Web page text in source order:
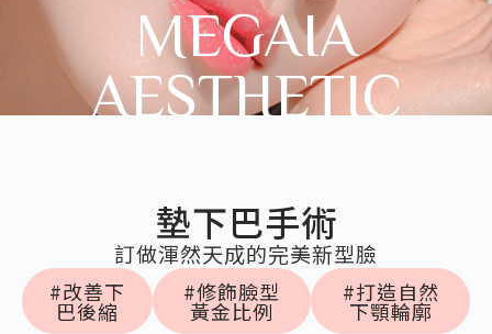
MEGAIA
AESTHETIC
墊下巴手術
訂做渾然天成的完美新型臉
#改善下
巴後縮
#修飾臉型
黃金比例
#打造自然
下顎輪廓